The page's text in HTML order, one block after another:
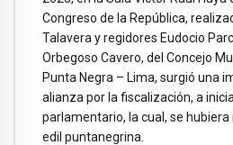
Congreso de la República,
Talavera y regidores Eudocio
Orbegoso Cavero, del Concejo
Punta Negra – Lima, surgió una
alianza por la fiscalización, a
parlamentario, la cual, se
edil puntanegrina.